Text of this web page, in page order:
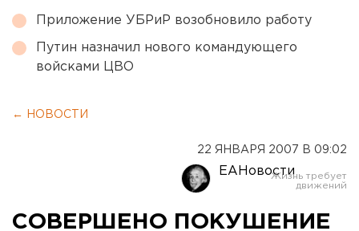
Приложение УБРиР возобновило работу
Путин назначил нового командующего
войсками ЦВО
← НОВОСТИ
22 ЯНВАРЯ 2007 В 09:02
ЕАНовости
СОВЕРШЕНО ПОКУШЕНИЕ